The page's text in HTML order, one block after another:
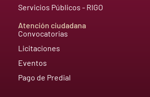
Servicios Públicos - RIGO
Atención ciudadana
Convocatorias
Licitaciones
Eventos
Pago de Predial